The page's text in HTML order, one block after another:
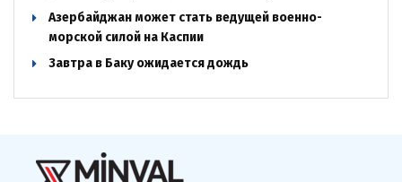
Азербайджан может стать ведущей военно-
морской силой на Каспии
Завтра в Баку ожидается дождь